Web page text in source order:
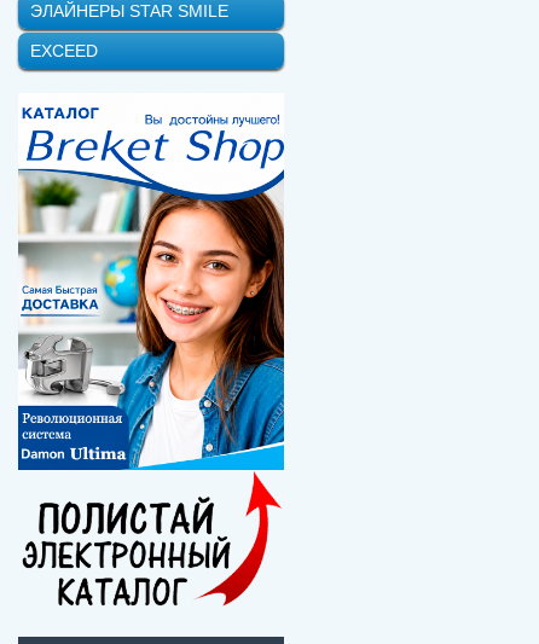
ЭЛАЙНЕРЫ STAR SMILE
EXCEED